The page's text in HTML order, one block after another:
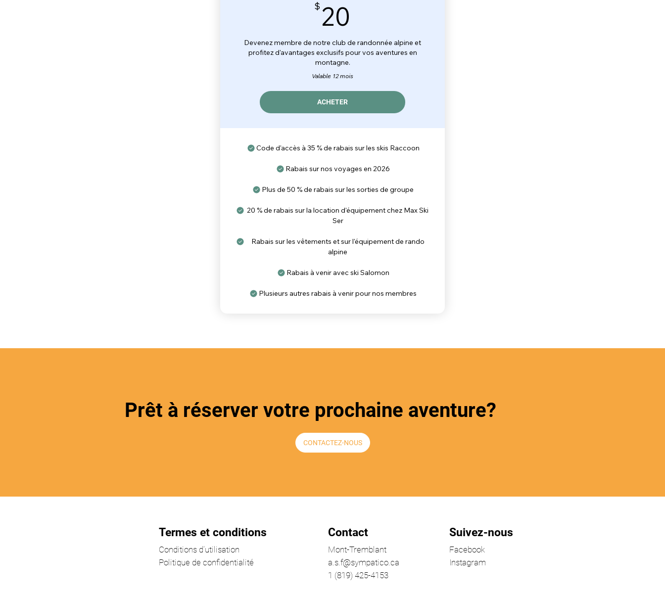
$ 20
Devenez membre de notre club de randonnée alpine et
profitez d'avantages exclusifs pour vos aventures en
montagne.
Valable 12 mois
ACHETER
Code d'accès à 35 % de rabais sur les skis Raccoon
Rabais sur nos voyages en 2026
Plus de 50 % de rabais sur les sorties de groupe
20 % de rabais sur la location d'équipement chez Max Ski
Ser
Rabais sur les vêtements et sur l'équipement de rando
alpine
Rabais à venir avec ski Salomon
Plusieurs autres rabais à venir pour nos membres
Prêt à réserver votre prochaine aventure?
CONTACTEZ-NOUS
Termes et conditions
Conditions d’utilisation
Politique de confidentialité
Contact
Mont-Tremblant
a.s.f@sympatico.ca
1 (819) 425-4153
Suivez-nous
Facebook
Instagram